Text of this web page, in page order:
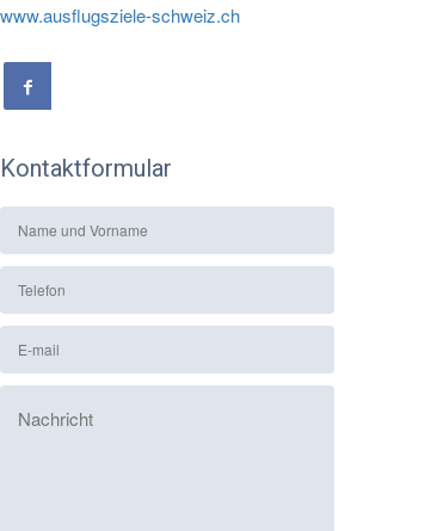
www.ausflugsziele-schweiz.ch
Kontaktformular